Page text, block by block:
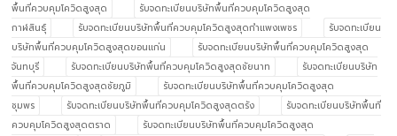
พื้นที่ควบคุมโควิดสูงสุด
รับจดทะเบียนบริษัทพื้นที่ควบคุมโควิดสูงสุด
กาฬสินธุ์
รับจดทะเบียนบริษัทพื้นที่ควบคุมโควิดสูงสุดกำแพงเพชร
รับจดทะเบียน
บริษัทพื้นที่ควบคุมโควิดสูงสุดขอนแก่น
รับจดทะเบียนบริษัทพื้นที่ควบคุมโควิดสูงสุด
จันทบุรี
รับจดทะเบียนบริษัทพื้นที่ควบคุมโควิดสูงสุดชัยนาท
รับจดทะเบียนบริษัท
พื้นที่ควบคุมโควิดสูงสุดชัยภูมิ
รับจดทะเบียนบริษัทพื้นที่ควบคุมโควิดสูงสุด
ชุมพร
รับจดทะเบียนบริษัทพื้นที่ควบคุมโควิดสูงสุดตรัง
รับจดทะเบียนบริษัทพื้นที่
ควบคุมโควิดสูงสุดตราด
รับจดทะเบียนบริษัทพื้นที่ควบคุมโควิดสูงสุด